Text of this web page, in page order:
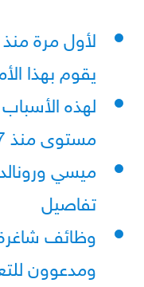
لأول مرة منذ
يقوم بهذا
لهذه
مستوى منذ 7 أشهر
ميسي
تفاصيل
وظائف
ومدعوون